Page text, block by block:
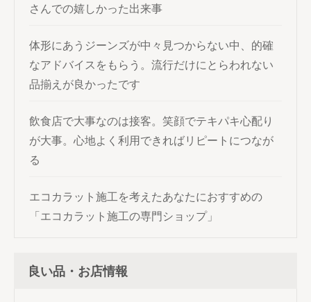
さんでの嬉しかった出来事
体形にあうジーンズが中々見つからない中、的確
なアドバイスをもらう。流行だけにとらわれない
品揃えが良かったです
飲食店で大事なのは接客。笑顔でテキパキ心配り
が大事。心地よく利用できればリピートにつなが
る
エコカラット施工を考えたあなたにおすすめの
「エコカラット施工の専門ショップ」
良い品・お店情報